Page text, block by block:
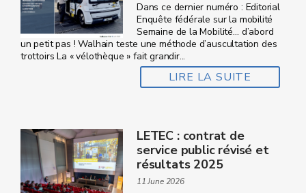
Dans ce dernier numéro : Editorial
Enquête fédérale sur la mobilité
Semaine de la Mobilité… d’abord
un petit pas ! Walhain teste une méthode d’auscultation des
trottoirs La « vélothèque » fait grandir...
LIRE LA SUITE
LETEC : contrat de
service public révisé et
résultats 2025
11 June 2026